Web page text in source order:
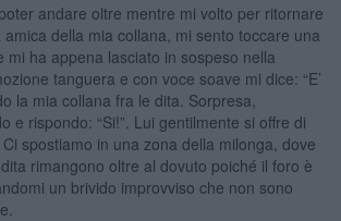
andare oltre mentre mi volto per ritornare
della mia collana, mi sento toccare una
mi ha appena lasciato in sospeso nella
tanguera e con voce soave mi dice: “E’
la mia collana fra le dita. Sorpresa,
e rispondo: “Si!”. Lui gentilmente si offre di
spostiamo in una zona della milonga, dove
rimangono oltre al dovuto poiché il foro è
un brivido improvviso che non sono